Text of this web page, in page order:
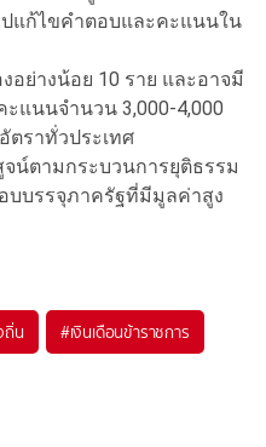
แก้ไขคำตอบและคะแนนใน
อย่างน้อย 10 ราย และอาจมี
แนนจำนวน 3,000-4,000
ตราทั่วประเทศ
น์ตามกระบวนการยุติธรรม
บบรรจุภาครัฐที่มีมูลค่าสูง
ถิ่น #เงินเดือนข้าราชการ